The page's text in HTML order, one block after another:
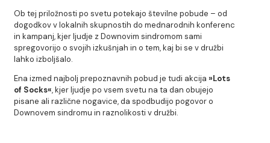
Ob tej priložnosti po svetu potekajo številne pobude – od
dogodkov v lokalnih skupnostih do mednarodnih konferenc
in kampanj, kjer ljudje z Downovim sindromom sami
spregovorijo o svojih izkušnjah in o tem, kaj bi se v družbi
lahko izboljšalo.
Ena izmed najbolj prepoznavnih pobud je tudi akcija »Lots
of Socks«, kjer ljudje po vsem svetu na ta dan obujejo
pisane ali različne nogavice, da spodbudijo pogovor o
Downovem sindromu in raznolikosti v družbi.